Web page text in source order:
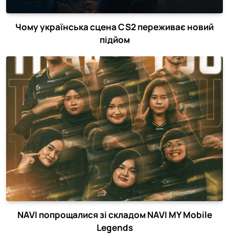
Чому українська сцена CS2 переживає новий
підйом
NAVI попрощалися зі складом NAVI MY Mobile
Legends